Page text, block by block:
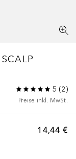
5 (2)
Preise inkl. MwSt.
14,44 €